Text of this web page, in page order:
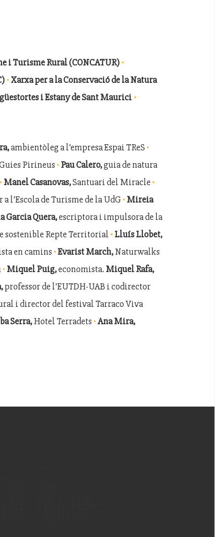
i Turisme Rural (CONCATUR) ·
· Xarxa per a la Conservació de la Natura
i Estany de Sant Maurici ·
ambientòleg a l’empresa Espai TReS ·
Pirineus · Pau Calero,guia de natura
· Manel Casanovas,Santuari del Miracle ·
a l’Escola de Turisme de la UdG · Mireia
Garcia Quera,escriptora i impulsora de la
sostenible Repte Territorial · Lluís Llobet,
en camins ·Evarist March,Naturwalks
· Miquel Puig,economista. Miquel Rafa,
professor de l’EUTDH-UAB i codirector
i director del festival Tarraco Viva
Serra,Hotel Terradets ·Ana Mira,